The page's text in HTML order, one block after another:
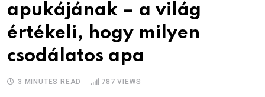
apukájának – a világ
értékeli, hogy milyen
csodálatos apa
3 MINUTES READ 787 VIEWS